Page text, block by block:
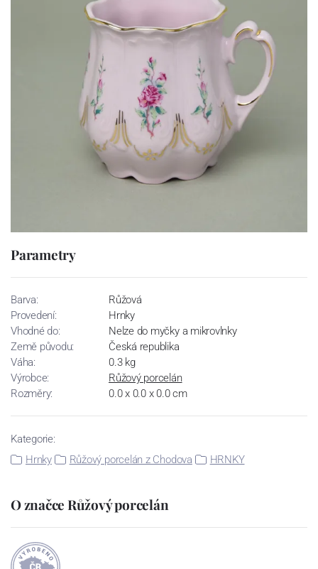
Parametry
Barva:
Růžová
Provedení:
Hrnky
Vhodné do:
Nelze do myčky a mikrovlnky
Země původu:
Česká republika
Váha:
0.3 kg
Výrobce:
Růžový porcelán
Rozměry:
0.0 x 0.0 x 0.0 cm
Kategorie:
Hrnky
Růžový porcelán z Chodova HRNKY
O značce Růžový porcelán